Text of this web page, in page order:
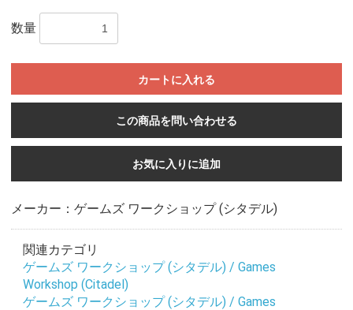
数量
カートに入れる
この商品を問い合わせる
お気に入りに追加
メーカー：ゲームズ ワークショップ (シタデル)
関連カテゴリ
ゲームズ ワークショップ (シタデル) / Games
Workshop (Citadel)
ゲームズ ワークショップ (シタデル) / Games